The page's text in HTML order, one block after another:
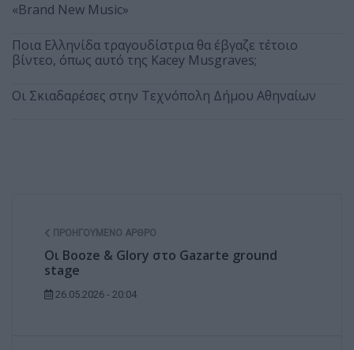
«Brand New Music»
Ποια Ελληνίδα τραγουδίστρια θα έβγαζε τέτοιο
βίντεο, όπως αυτό της Kacey Musgraves;
Οι Σκιαδαρέσες στην Τεχνόπολη Δήμου Αθηναίων
ΠΡΟΗΓΟΎΜΕΝΟ ΆΡΘΡΟ
Οι Booze & Glory στο Gazarte ground
stage
26.05.2026 - 20:04